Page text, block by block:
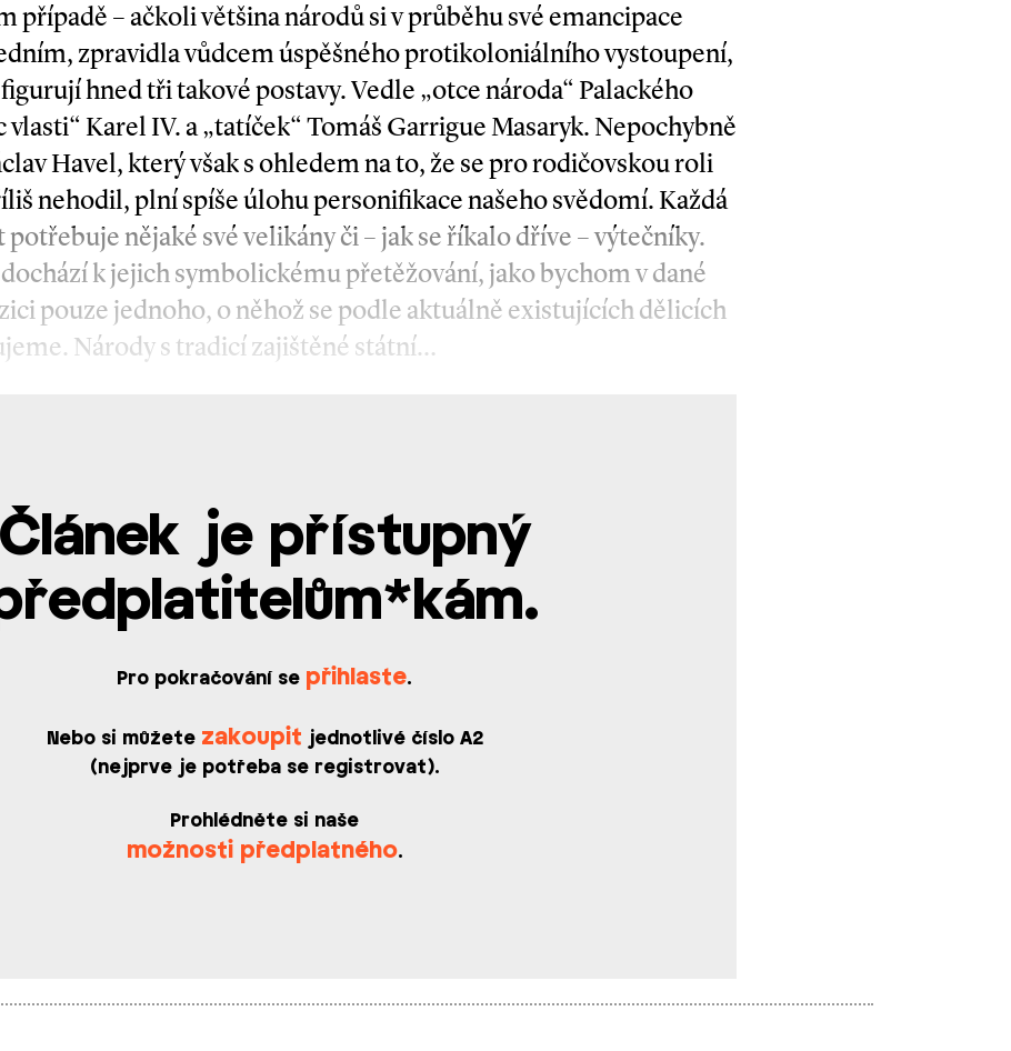
případě – ačkoli většina národů si v průběhu své emancipace
zpravidla vůdcem úspěšného protikoloniálního vystoupení,
hned tři takové postavy. Vedle „otce národa“ Palackého
vlasti“ Karel IV. a „tatíček“ Tomáš Garrigue Masaryk. Nepochybně
Havel, který však s ohledem na to, že se pro rodičovskou roli
nehodil, plní spíše úlohu personifikace našeho svědomí. Každá
nějaké své velikány či – jak se říkalo dříve – výtečníky.
k jejich symbolickému přetěžování, jako bychom v dané
pouze jednoho, o něhož se podle aktuálně existujících dělicích
Národy s tradicí zajištěné státní…
Článek je přístupný
Pro pokračování se přihlaste.
Nebo si můžete zakoupit jednotlivé číslo A2
(nejprve je potřeba se registrovat).
Prohlédněte si naše
možnosti předplatného.